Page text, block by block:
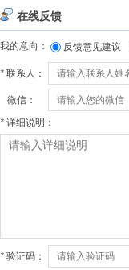
在线反馈
我的意向： 反馈意见建议
* 联系人：
微信：
* 详细说明：
* 验证码：